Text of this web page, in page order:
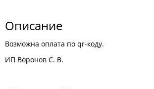
Описание
Возможна оплата по qr-коду.
ИП Воронов С. В.